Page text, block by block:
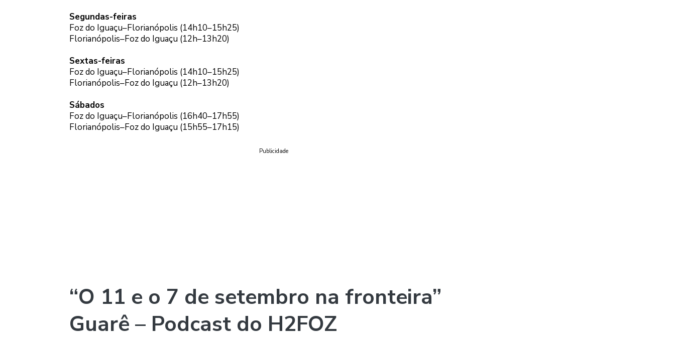
Segundas-feiras
Foz do Iguaçu–Florianópolis (14h10–15h25)
Florianópolis–Foz do Iguaçu (12h–13h20)
Sextas-feiras
Foz do Iguaçu–Florianópolis (14h10–15h25)
Florianópolis–Foz do Iguaçu (12h–13h20)
Sábados
Foz do Iguaçu–Florianópolis (16h40–17h55)
Florianópolis–Foz do Iguaçu (15h55–17h15)
Publicidade
“O 11 e o 7 de setembro na fronteira”
Guarê – Podcast do H2FOZ